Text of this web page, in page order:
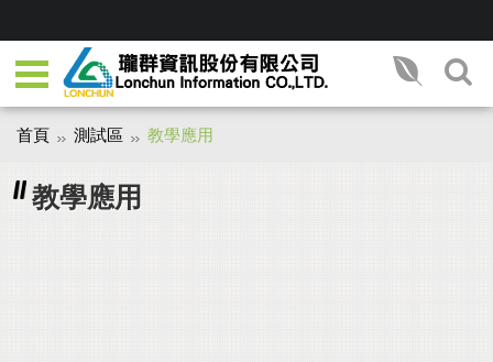
首頁 測試區 教學應用
教學應用